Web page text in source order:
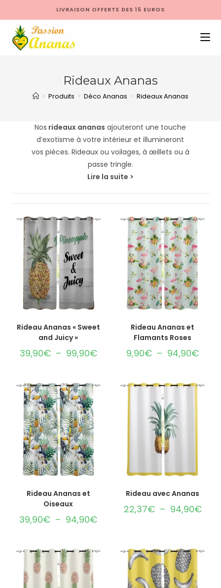
LIVRAISON OFFERTE DES 15 EUROS
Rideaux Ananas
> Produits > Déco Ananas > Rideaux Ananas
Nos rideaux ananas ajouteront une touche
d’exotisme à votre intérieur et illumineront
vos pièces. Rideaux ou voilages, à œillets ou à
passe tringle.
Lire la suite >
CHOIX DES OPTIONS
Rideau Ananas « Sweet
and Juicy »
39,90€ – 99,90€
CHOIX DES OPTIONS
Rideau Ananas et
Flamants Roses
9,90€ – 94,90€
CHOIX DES OPTIONS
Rideau Ananas et
Oiseaux
39,90€ – 94,90€
CHOIX DES OPTIONS
Rideau avec Ananas
22,37€ – 94,90€